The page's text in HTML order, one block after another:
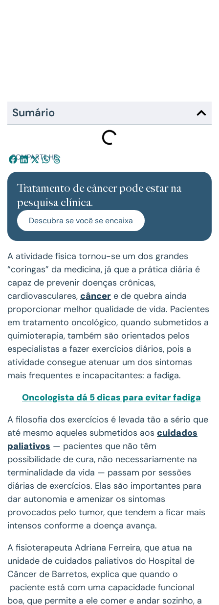
Sumário
COMPARTILHE:
Tratamento de câncer pode estar na
pesquisa clínica.
Descubra se você se encaixa
A atividade física tornou-se um dos grandes
“coringas” da medicina, já que a prática diária é
capaz de prevenir doenças crônicas,
cardiovasculares, câncer e de quebra ainda
proporcionar melhor qualidade de vida. Pacientes
em tratamento oncológico, quando submetidos a
quimioterapia, também são orientados pelos
especialistas a fazer exercícios diários, pois a
atividade consegue atenuar um dos sintomas
mais frequentes e incapacitantes: a fadiga.
Oncologista dá 5 dicas para evitar fadiga
A filosofia dos exercícios é levada tão a sério que
até mesmo aqueles submetidos aos cuidados
paliativos — pacientes que não têm
possibilidade de cura, não necessariamente na
terminalidade da vida — passam por sessões
diárias de exercícios. Elas são importantes para
dar autonomia e amenizar os sintomas
provocados pelo tumor, que tendem a ficar mais
intensos conforme a doença avança.
A fisioterapeuta Adriana Ferreira, que atua na
unidade de cuidados paliativos do Hospital de
Câncer de Barretos, explica que quando o
paciente está com uma capacidade funcional
boa, que permite a ele comer e andar sozinho, a